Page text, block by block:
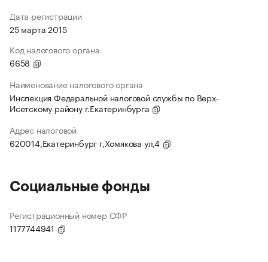
Дата регистрации
25 марта 2015
Код налогового органа
6658
Наименование налогового органа
Инспекция Федеральной налоговой службы по Верх-
Исетскому району г.Екатеринбурга
Адрес налоговой
620014,Екатеринбург г,Хомякова ул,4
Социальные фонды
Регистрационный номер СФР
1177744941